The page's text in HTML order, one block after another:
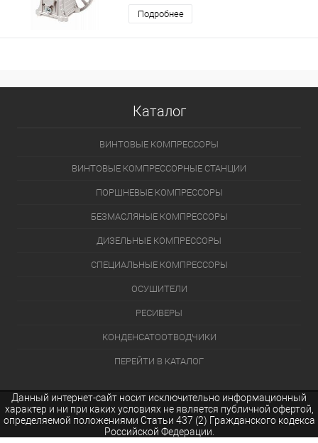
Подробнее
Каталог
ВИНТОВЫЕ КОМПРЕССОРЫ
ВИНТОВЫЕ КОМПРЕССОРНЫЕ СТАНЦИИ
ПОРШНЕВЫЕ КОМПРЕССОРЫ
БЕЗМАСЛЯНЫЕ КОМПРЕССОРЫ
ДИЗЕЛЬНЫЕ КОМПРЕССОРЫ
СПЕЦИАЛЬНЫЕ КОМПРЕССОРЫ
ОСУШИТЕЛИ
РЕСИВЕРЫ
КОНДЕНСАТООТВОДЧИКИ
ПЕРЕЙТИ В КАТАЛОГ
Данный интернет-сайт носит исключительно информационный
характер и ни при каких условиях не является публичной офертой,
определяемой положениями Статьи 437 (2) Гражданского кодекса
Российской Федерации.